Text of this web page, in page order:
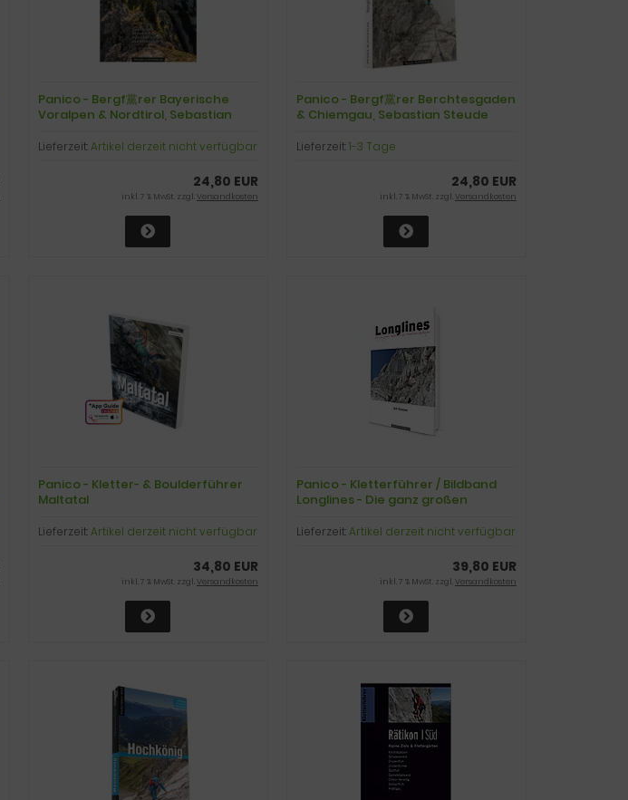
Panico - Bergf黨rer Bayerische
Voralpen & Nordtirol, Sebastian
Lieferzeit:Artikel derzeit nicht verfügbar
24,80 EUR
inkl. 7 % MwSt. zzgl.Versandkosten
Panico - Bergf黨rer Berchtesgaden
& Chiemgau, Sebastian Steude
Lieferzeit:1-3 Tage
24,80 EUR
inkl. 7 % MwSt. zzgl.Versandkosten
Panico - Kletter- & Boulderführer
Maltatal
Lieferzeit:Artikel derzeit nicht verfügbar
34,80 EUR
inkl. 7 % MwSt. zzgl.Versandkosten
Panico - Kletterführer / Bildband
Longlines - Die ganz großen
Lieferzeit:Artikel derzeit nicht verfügbar
39,80 EUR
inkl. 7 % MwSt. zzgl.Versandkosten